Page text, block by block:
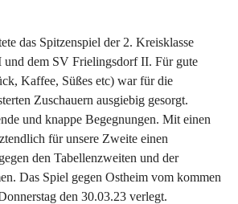
das Spitzenspiel der 2. Kreisklasse
und dem SV Frielingsdorf II. Für gute
Kaffee, Süßes etc) war für die
Zuschauern ausgiebig gesorgt.
und knappe Begegnungen. Mit einen
für unsere Zweite einen
den Tabellenzweiten und der
Das Spiel gegen Ostheim vom kommen
den 30.03.23 verlegt.